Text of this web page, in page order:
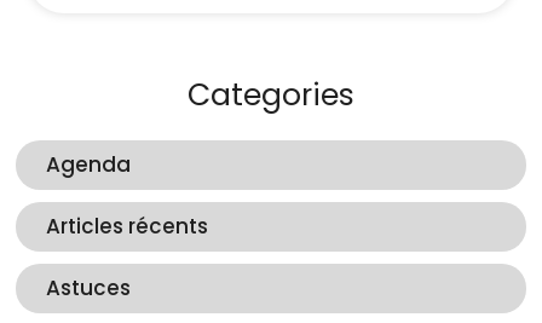
Categories
Agenda
Articles récents
Astuces